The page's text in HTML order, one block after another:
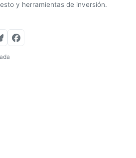
y herramientas de inversión.